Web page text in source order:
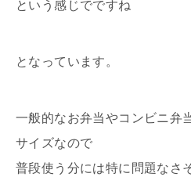
という感じでですね
となっています。
一般的なお弁当やコンビニ弁
サイズなので
普段使う分には特に問題なさ